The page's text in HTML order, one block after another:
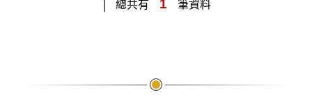
總共有 1 筆資料